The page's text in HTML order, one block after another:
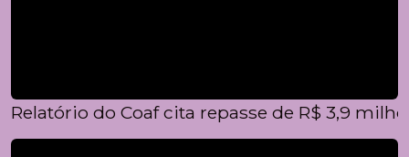
Relatório do Coaf cita repasse de R$ 3,9